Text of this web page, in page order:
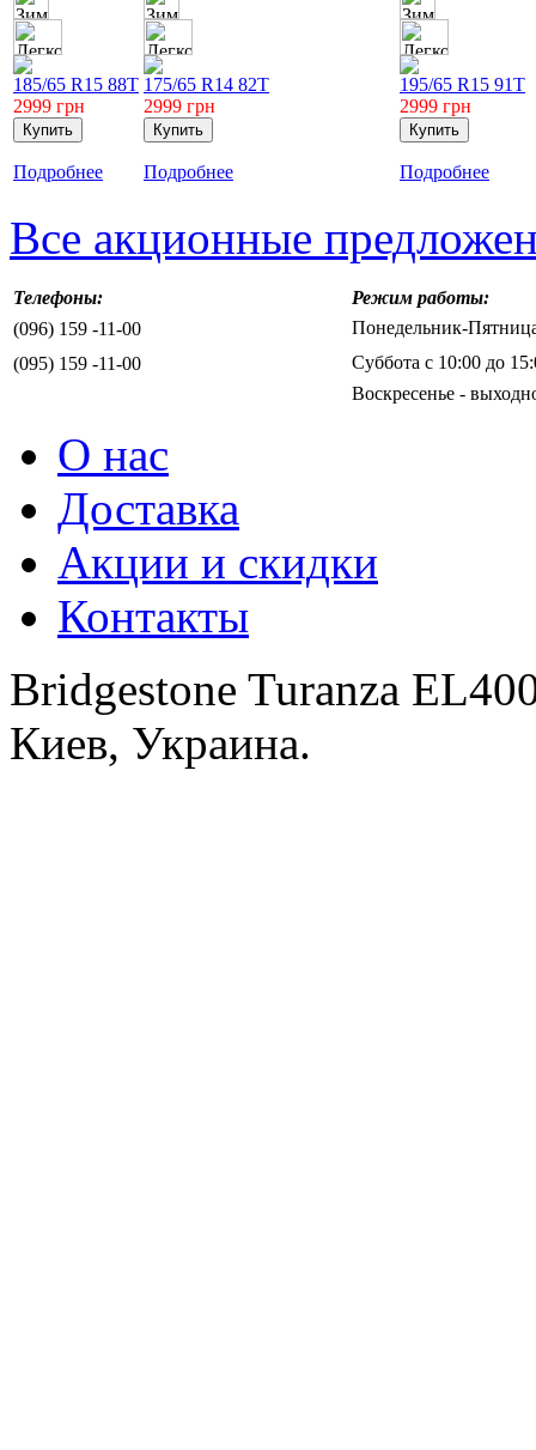
185/65 R15 88T
2999 грн
Подробнее
175/65 R14 82T
2999 грн
Подробнее
195/65 R15 91T
2999 грн
Подробнее
Все акционные
Телефоны:
Режим работы:
(096) 159 -11-00
Понедельник-
(095) 159 -11-00
Суббота с 10:00 до
Воскресенье -
О нас
Доставка
Акции и скидки
Контакты
Bridgestone Turanza
Киев, Украина.